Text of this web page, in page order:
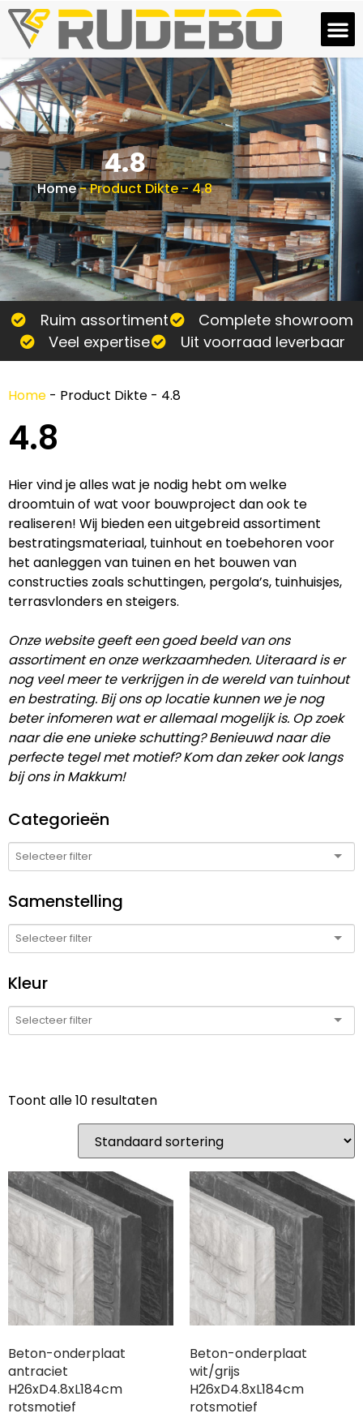
4.8
Home-Product Dikte-4.8
Ruim assortiment
Complete showroom
Veel expertise
Uit voorraad leverbaar
Home - Product Dikte - 4.8
4.8
Hier vind je alles wat je nodig hebt om welke
droomtuin of wat voor bouwproject dan ook te
realiseren! Wij bieden een uitgebreid assortiment
bestratingsmateriaal, tuinhout en toebehoren voor
het aanleggen van tuinen en het bouwen van
constructies zoals schuttingen, pergola’s, tuinhuisjes,
terrasvlonders en steigers.
Onze website geeft een goed beeld van ons
assortiment en onze werkzaamheden. Uiteraard is er
nog veel meer te verkrijgen in de wereld van tuinhout
en bestrating. Bij ons op locatie kunnen we je nog
beter infomeren wat er allemaal mogelijk is. Op zoek
naar die ene unieke schutting? Benieuwd naar die
perfecte tegel met motief? Kom dan zeker ook langs
bij ons in Makkum!
Categorieën
Samenstelling
Kleur
Toont alle 10 resultaten
Beton-onderplaat
antraciet
H26xD4.8xL184cm
rotsmotief
Beton-onderplaat
wit/grijs
H26xD4.8xL184cm
rotsmotief